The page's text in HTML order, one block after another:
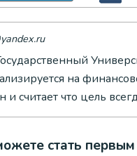
на
считает что цель
стать первым